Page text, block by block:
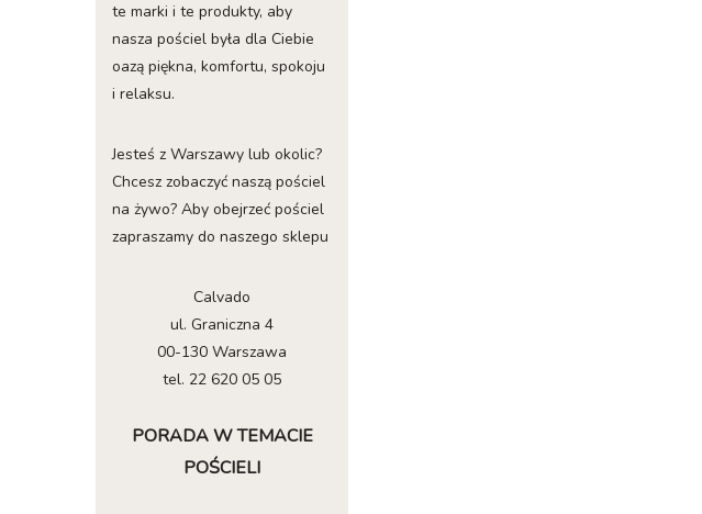
te marki i te produkty, aby
nasza pościel była dla Ciebie
oazą piękna, komfortu, spokoju
i relaksu.
Jesteś z Warszawy lub okolic?
Chcesz zobaczyć naszą pościel
na żywo? Aby obejrzeć pościel
zapraszamy do naszego sklepu
Calvado
ul. Graniczna 4
00-130 Warszawa
tel. 22 620 05 05
PORADA W TEMACIE
POŚCIELI